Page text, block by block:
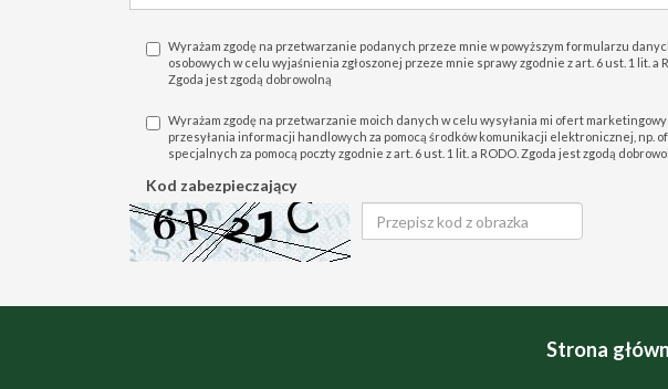
Wyrażam zgodę na przetwarzanie podanych przeze mnie w powyższym formularzu
osobowych w celu wyjaśnienia zgłoszonej przeze mnie sprawy zgodnie z art. 6 ust. 1 lit. a
Zgoda jest zgodą dobrowolną
Wyrażam zgodę na przetwarzanie moich danych w celu wysyłania mi ofert
przesyłania informacji handlowych za pomocą środków komunikacji elektronicznej, np.
specjalnych za pomocą poczty zgodnie z art. 6 ust. 1 lit. a RODO. Zgoda jest zgodą
Kod zabezpieczający
Strona